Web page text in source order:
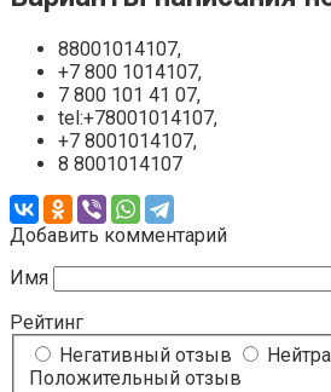
88001014107,
+7 800 1014107,
7 800 101 41 07,
tel:+78001014107,
+7 8001014107,
8 8001014107
Добавить комментарий
Имя
Рейтинг
Негативный отзыв
Положительный отзыв